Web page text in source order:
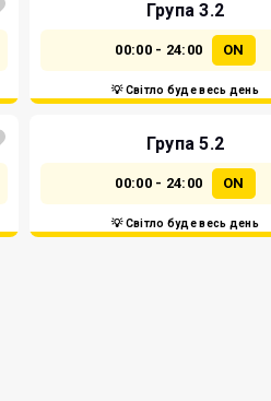
Група 3.2
00:00 - 24:00 ON
💡 Світло буде весь день
Група 5.2
00:00 - 24:00 ON
💡 Світло буде весь день